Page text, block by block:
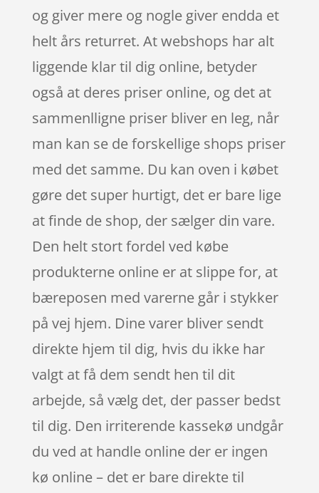
og giver mere og nogle giver endda et
helt års returret. At webshops har alt
liggende klar til dig online, betyder
også at deres priser online, og det at
sammenlligne priser bliver en leg, når
man kan se de forskellige shops priser
med det samme. Du kan oven i købet
gøre det super hurtigt, det er bare lige
at finde de shop, der sælger din vare.
Den helt stort fordel ved købe
produkterne online er at slippe for, at
bæreposen med varerne går i stykker
på vej hjem. Dine varer bliver sendt
direkte hjem til dig, hvis du ikke har
valgt at få dem sendt hen til dit
arbejde, så vælg det, der passer bedst
til dig. Den irriterende kassekø undgår
du ved at handle online der er ingen
kø online – det er bare direkte til